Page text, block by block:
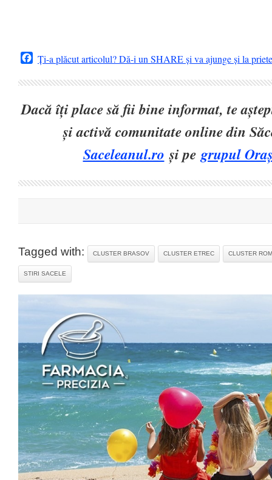
Facebook
Ți-a plăcut articolul? Dă-i un SHARE și va ajunge și la
Dacă îți place să fii bine informat, te
și activă comunitate online din
Saceleanul.ro și pegrupul
Tagged with: CLUSTER BRASOV CLUSTER ETREC CLUSTER
STIRI SACELE